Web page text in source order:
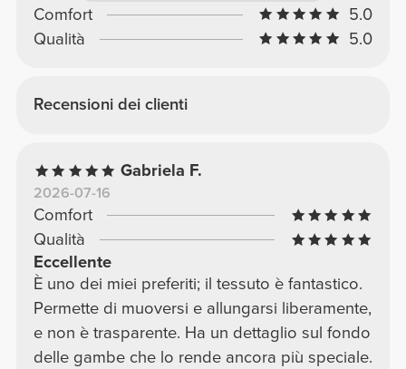
Comfort
5.0
Qualità
5.0
Recensioni dei clienti
Gabriela F.
2026-07-16
Comfort
Qualità
Eccellente
È uno dei miei preferiti; il tessuto è fantastico.
Permette di muoversi e allungarsi liberamente,
e non è trasparente. Ha un dettaglio sul fondo
delle gambe che lo rende ancora più speciale.